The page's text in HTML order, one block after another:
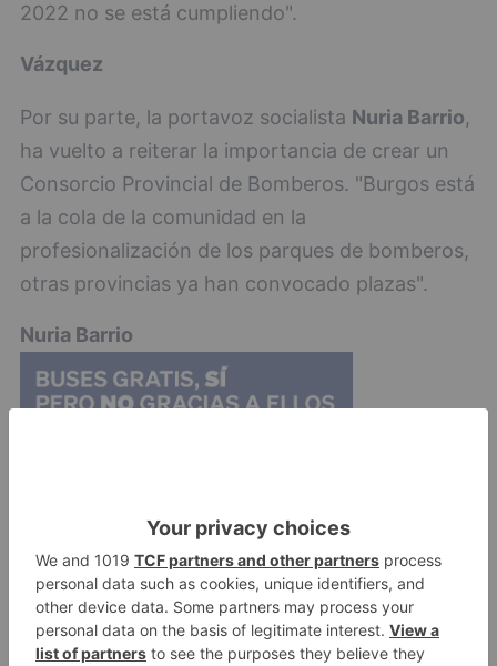
2022 no se está cumpliendo".
Vázquez
Por su parte, la portavoz socialista Nuria Barrio,
ha vuelto a reiterar la importancia de crear un
Consorcio Provincial de Bomberos. "Burgos está
a la cola de la comunidad en la
profesionalización de los parques de bomberos,
otras provincias ya han convocado plazas".
Nuria Barrio